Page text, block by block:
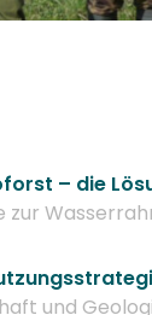
– die
zur
und